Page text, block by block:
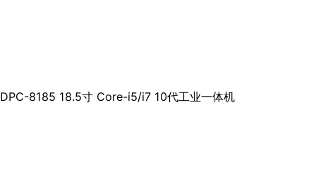
DPC-8185 18.5寸 Core-i5/i7 10代工业一体机